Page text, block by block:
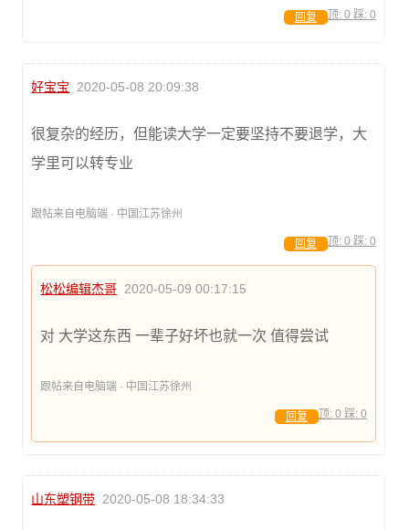
顶: 0 踩: 0
回复
好宝宝 2020-05-08 20:09:38
很复杂的经历，但能读大学一定要坚持不要退学，大
学里可以转专业
跟帖来自电脑端 · 中国江苏徐州
顶: 0 踩: 0
回复
松松编辑杰哥 2020-05-09 00:17:15
对 大学这东西 一辈子好坏也就一次 值得尝试
跟帖来自电脑端 · 中国江苏徐州
顶: 0 踩: 0
回复
山东塑钢带 2020-05-08 18:34:33